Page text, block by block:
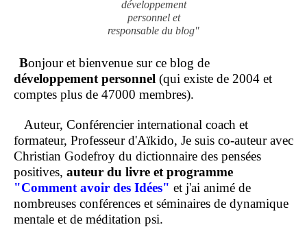
développement
personnel et
responsable du blog"
Bonjour et bienvenue sur ce blog de
développement personnel (qui existe de 2004 et
comptes plus de 47000 membres).
Auteur, Conférencier international coach et
formateur, Professeur d'Aïkido, Je suis co-auteur avec
Christian Godefroy du dictionnaire des pensées
positives, auteur du livre et programme
"Comment avoir des Idées" et j'ai animé de
nombreuses conférences et séminaires de dynamique
mentale et de méditation psi.